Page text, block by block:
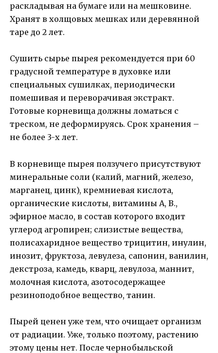
раскладывая на бумаге или на мешковине.
Хранят в холщовых мешках или деревянной
таре до 2 лет.
Сушить сырье пырея рекомендуется при 60
градусной температуре в духовке или
специальных сушилках, периодически
помешивая и переворачивая экстракт.
Готовые корневища должны ломаться с
треском, не деформируясь. Срок хранения –
не более 3-х лет.
В корневище пырея ползучего присутствуют
минеральные соли (калий, магний, железо,
марганец, цинк), кремниевая кислота,
органические кислоты, витамины А, В.,
эфирное масло, в состав которого входит
углерод агропирен; слизистые вещества,
полисахаридное вещество трицитин, инулин,
инозит, фруктоза, левулеза, сапонин, ванилин,
декстроза, камедь, кварц, левулоза, маннит,
молочная кислота, азотосодержащее
резиноподобное вещество, танин.
Пырей ценен уже тем, что очищает организм
от радиации. Уже, только поэтому, растению
этому цены нет. После чернобыльской